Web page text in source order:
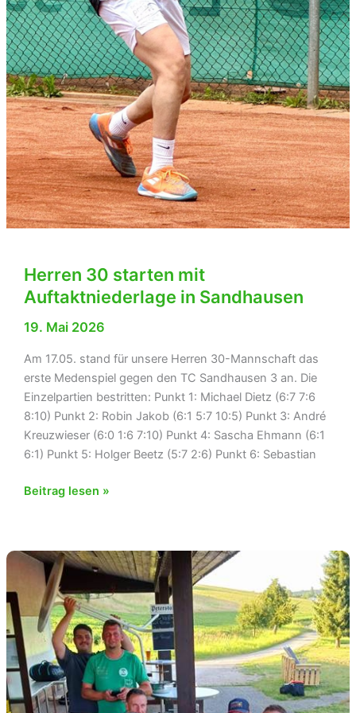
Herren 30 starten mit
Auftaktniederlage in Sandhausen
19. Mai 2026
Am 17.05. stand für unsere Herren 30-Mannschaft das
erste Medenspiel gegen den TC Sandhausen 3 an. Die
Einzelpartien bestritten: Punkt 1: Michael Dietz (6:7 7:6
8:10) Punkt 2: Robin Jakob (6:1 5:7 10:5) Punkt 3: André
Kreuzwieser (6:0 1:6 7:10) Punkt 4: Sascha Ehmann (6:1
6:1) Punkt 5: Holger Beetz (5:7 2:6) Punkt 6: Sebastian
Herren
mit
Auftaktniederlage
Sandhausen
Beitrag lesen »